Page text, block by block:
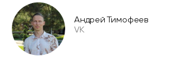
Андрей Тимофеев
VK